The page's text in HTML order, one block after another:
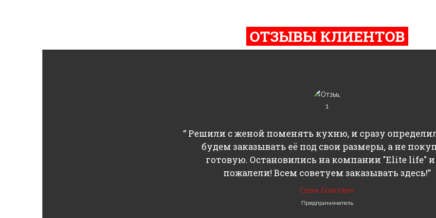
ОТЗЫВЫ КЛИЕНТОВ
“ Решили с женой поменять кухню, и сразу
будем заказывать её под свои размеры, а не
готовую. Остановились на компании "Elite life" и
пожалели! Всем советуем заказывать здесь!”
Серик Болатович
Предприниматель